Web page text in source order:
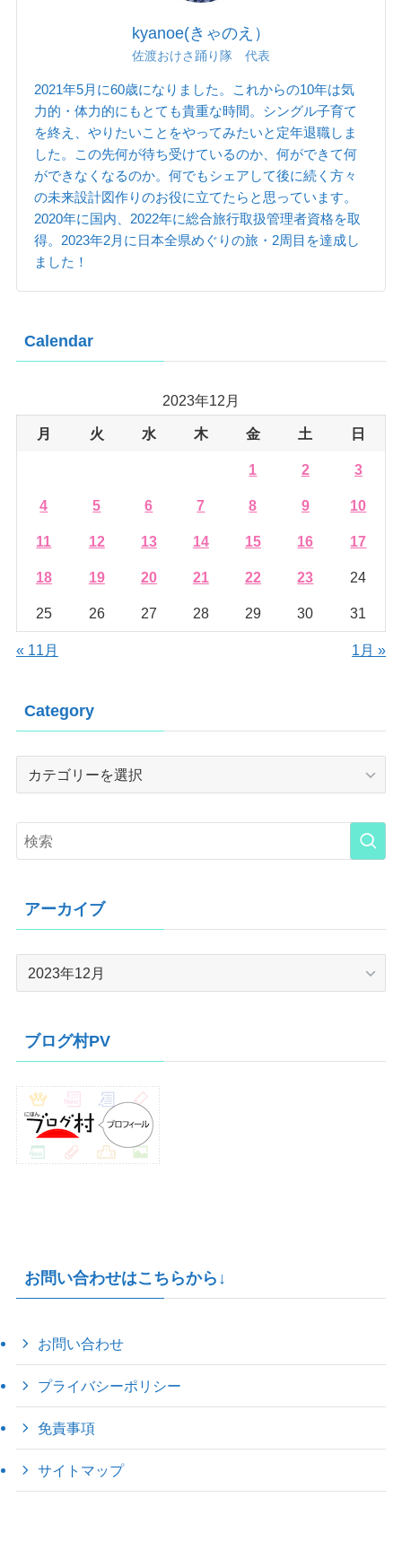
kyanoe(きゃのえ）
佐渡おけさ踊り隊 代表
2021年5月に60歳になりました。これからの10年は気
力的・体力的にもとても貴重な時間。シングル子育て
を終え、やりたいことをやってみたいと定年退職しま
した。この先何が待ち受けているのか、何ができて何
ができなくなるのか。何でもシェアして後に続く方々
の未来設計図作りのお役に立てたらと思っています。
2020年に国内、2022年に総合旅行取扱管理者資格を取
得。2023年2月に日本全県めぐりの旅・2周目を達成し
ました！
Calendar
2023年12月
月 火 水 木 金 土 日
1 2 3
4 5 6 7 8 9 10
11 12 13 14 15 16 17
18 19 20 21 22 23 24
25 26 27 28 29 30 31
« 11月 1月 »
Category
Category
アーカイブ
ブ
ブログ村PV
お問い合わせはこちらから↓
お問い合わせ
プライバシーポリシー
免責事項
サイトマップ